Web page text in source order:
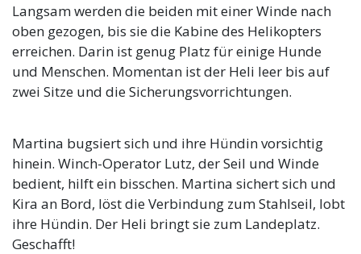
Langsam werden die beiden mit einer Winde nach
oben gezogen, bis sie die Kabine des Helikopters
erreichen. Darin ist genug Platz für einige Hunde
und Menschen. Momentan ist der Heli leer bis auf
zwei Sitze und die Sicherungsvorrichtungen.
Martina bugsiert sich und ihre Hündin vorsichtig
hinein. Winch-Operator Lutz, der Seil und Winde
bedient, hilft ein bisschen. Martina sichert sich und
Kira an Bord, löst die Verbindung zum Stahlseil, lobt
ihre Hündin. Der Heli bringt sie zum Landeplatz.
Geschafft!